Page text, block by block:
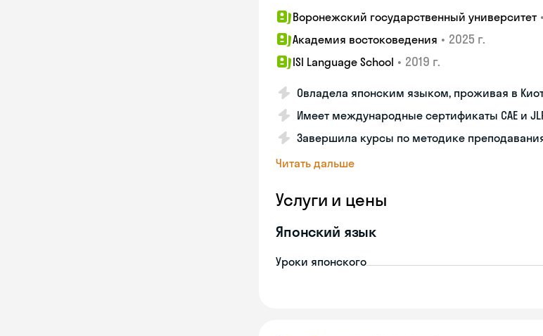
Воронежский государственный университет •
Академия востоковедения • 2025 г.
ISI Language School • 2019 г.
Овладела японским языком, проживая в
Имеет международные сертификаты CAE и
Завершила курсы по методике
Читать дальше
Услуги и цены
Японский язык
Уроки японского